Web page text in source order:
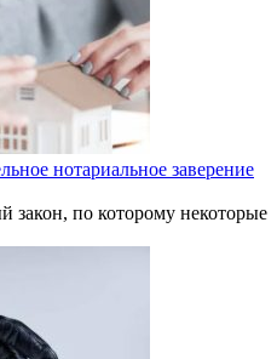
нотариальное заверение
по которому некоторые